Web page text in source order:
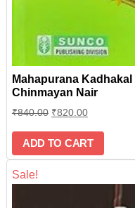
Mahapurana
Chinmayan Nair
₹840.00 ₹820.00
ADD TO CART
Sale!